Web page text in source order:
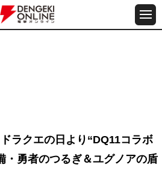
ラクエの日より“DQ11コラボ
・勇者のつるぎ＆ユグノアの盾